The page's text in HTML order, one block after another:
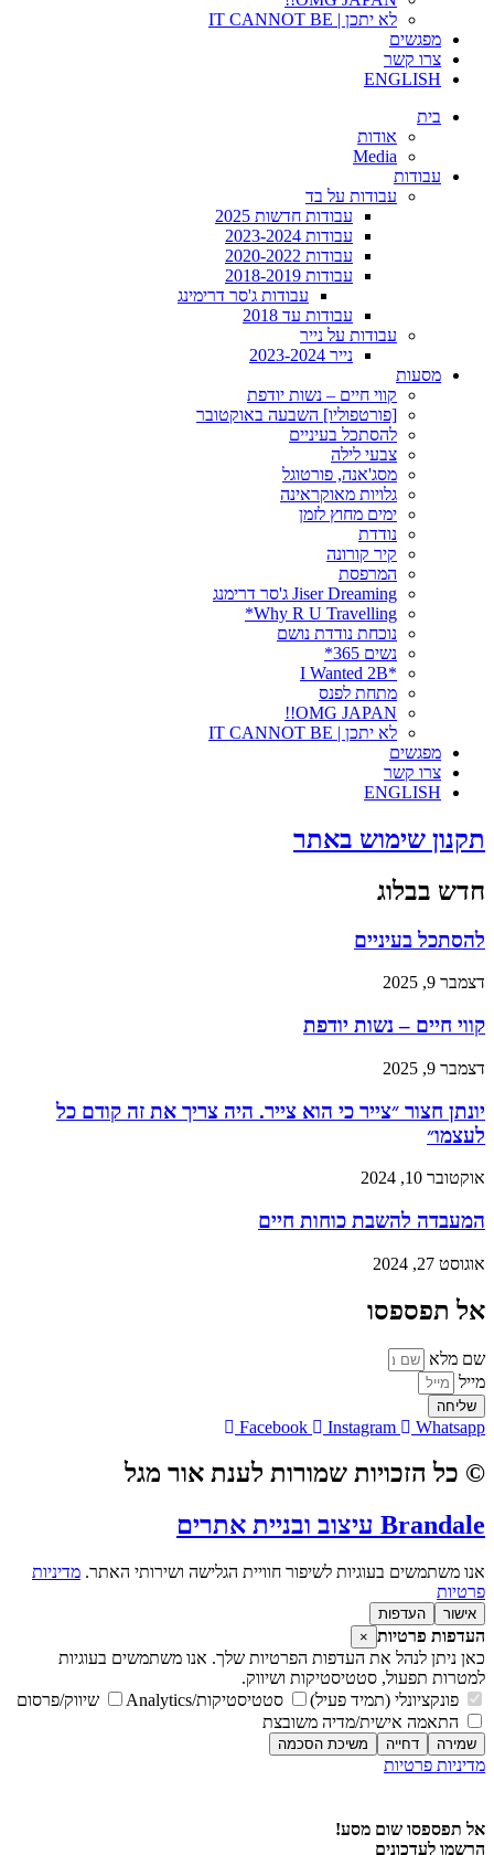
לא יתכן | IT CANNOT BE
מפגשים
צרו קשר
ENGLISH
בית
אודות
Media
עבודות
עבודות על בד
עבודות חדשות 2025
עבודות 2023-2024
עבודות 2020-2022
עבודות 2018-2019
עבודות ג'סר דרימינג
עבודות עד 2018
עבודות על נייר
נייר 2023-2024
מסעות
קווי חיים – נשות יודפת
[פורטפוליו] השבעה באוקטובר
להסתכל בעיניים
צבעי לילה
מסג'אנה, פורטוגל
גלויות מאוקראינה
ימים מחוץ לזמן
נודדת
קיר קורונה
המרפסת
Jiser Dreaming ג'סר דרימנג
Why R U Travelling*
נוכחת נודדת נושם
נשים 365*
*I Wanted 2B
מתחת לפנס
OMG JAPAN!!
לא יתכן | IT CANNOT BE
מפגשים
צרו קשר
ENGLISH
תקנון שימוש באתר
חדש בבלוג
להסתכל בעיניים
דצמבר 9, 2025
קווי חיים – נשות יודפת
דצמבר 9, 2025
יונתן חצור ״צייר כי הוא צייר. היה צריך את זה קודם כל
לעצמו״
אוקטובר 10, 2024
המעבדה להשבת כוחות חיים
אוגוסט 27, 2024
אל תפספסו
שם מלא
מייל
שליחה
Facebook Instagram Whatsapp
© כל הזכויות שמורות לענת אור מגל
Brandale עיצוב ובניית אתרים
אנו משתמשים בעוגיות לשיפור חוויית הגלישה ושירותי האתר. מדיניות
פרטיות
אישור העדפות
העדפות פרטיות ×
כאן ניתן לנהל את העדפות הפרטיות שלך. אנו משתמשים בעוגיות
למטרות תפעול, סטטיסטיקות ושיווק.
פונקציונלי (תמיד פעיל)
סטטיסטיקות/Analytics
שיווק/פרסום
התאמה אישית/מדיה משובצת
שמירה דחייה משיכת הסכמה
מדיניות פרטיות
אל תפספסו שום מסע!
הרשמו לעדכונים